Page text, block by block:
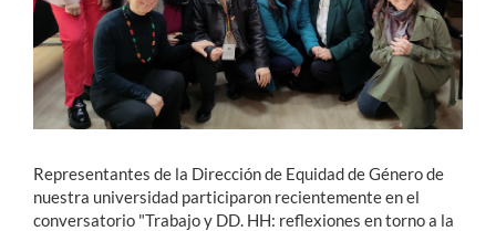
Alumni
English
Representantes de la Dirección de Equidad de Género de
nuestra universidad participaron recientemente en el
conversatorio "Trabajo y DD. HH: reflexiones en torno a la